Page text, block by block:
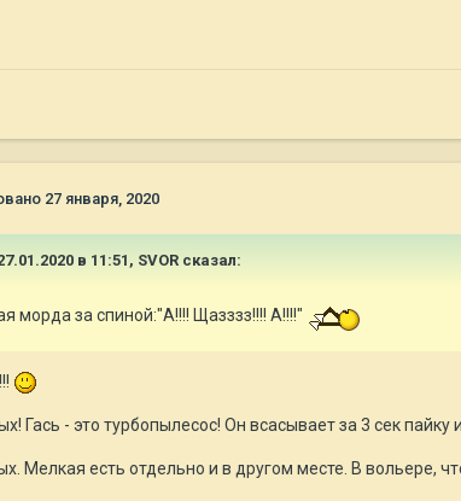
27 января, 2020
в 11:51, SVOR сказал:
морда за спиной:"А!!!! Щазззз!!!! А!!!!"
Гась - это турбопылесос! Он всасывает за 3 сек
Мелкая есть отдельно и в другом месте. В вольере,